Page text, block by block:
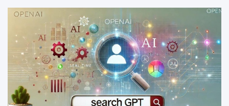
mondial sans contrôle des devises. Notre
vaste réseau bancaire et nos relations saines
et durables avec des banques internationales
et offshore nous permettent de mieux servir
nos clients.
Comptabilité et audit. Chaque année, les
entreprises consacrent une grande partie de
leurs ressources à l'établissement de